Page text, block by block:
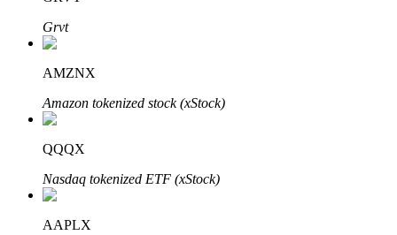
تعرف على كيفية كسب الدخل السلبي
Bitrue
Grvt
AMZNX
Amazon tokenized stock (xStock)
QQQX
Nasdaq tokenized ETF (xStock)
AAPLX